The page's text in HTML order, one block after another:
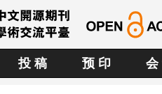
投 稿 预 印 会